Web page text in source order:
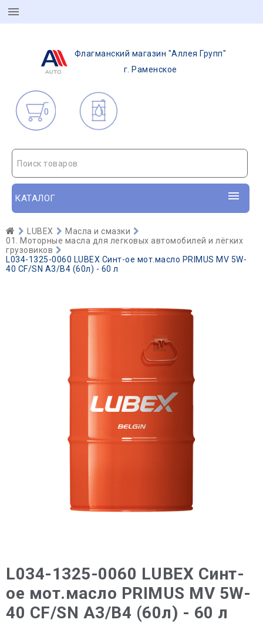
Флагманский магазин "Аллея Групп"
г. Раменское
0
Поиск товаров
КАТАЛОГ
LUBEX
Масла и смазки
01. Моторные масла для легковых автомобилей и лёгких
грузовиков
L034-1325-0060 LUBEX Синт-ое мот.масло PRIMUS MV 5W-
40 CF/SN A3/B4 (60л) - 60 л
L034-1325-0060 LUBEX Синт-
ое мот.масло PRIMUS MV 5W-
40 CF/SN A3/B4 (60л) - 60 л